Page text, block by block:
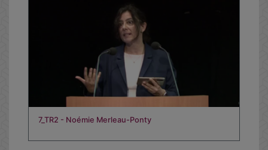
7_TR2 - Noémie Merleau-Ponty